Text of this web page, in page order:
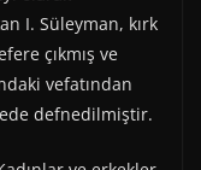
I. Süleyman, kırk
çıkmış ve
vefatından
defnedilmiştir.